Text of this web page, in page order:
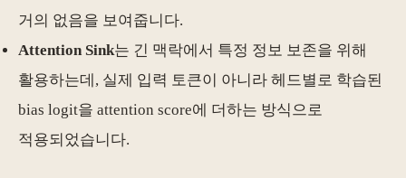
거의 없음을 보여줍니다.
Attention Sink는 긴 맥락에서 특정 정보 보존을 위해
활용하는데, 실제 입력 토큰이 아니라 헤드별로 학습된
bias logit을 attention score에 더하는 방식으로
적용되었습니다.